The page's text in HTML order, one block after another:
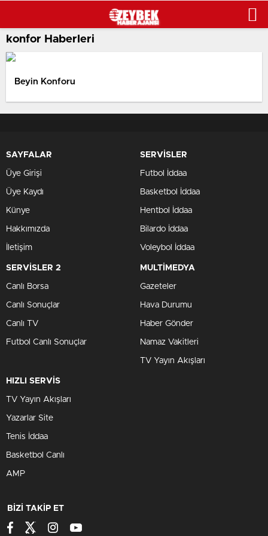
konfor Haberleri
Beyin Konforu
SAYFALAR
Üye Girişi
Üye Kaydı
Künye
Hakkımızda
İletişim
SERVİSLER
Futbol İddaa
Basketbol İddaa
Hentbol İddaa
Bilardo İddaa
Voleybol İddaa
SERVİSLER 2
Canlı Borsa
Canlı Sonuçlar
Canlı TV
Futbol Canlı Sonuçlar
MULTİMEDYA
Gazeteler
Hava Durumu
Haber Gönder
Namaz Vakitleri
TV Yayın Akışları
HIZLI SERVİS
TV Yayın Akışları
Yazarlar Site
Tenis İddaa
Basketbol Canlı
AMP
BİZİ TAKİP ET